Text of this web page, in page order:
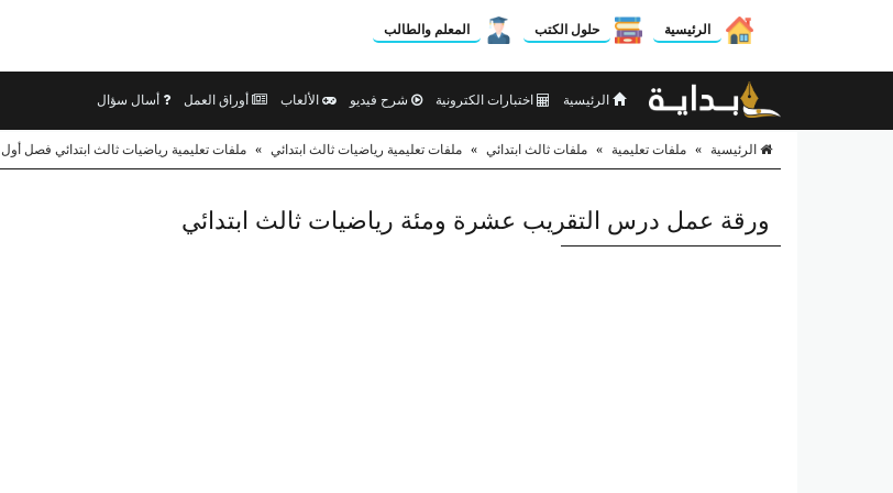
الرئيسية حلول الكتب المعلم والطالب
الرئيسية اختبارات الكترونية شرح فيديو الألعاب أوراق العمل أسال سؤال
الرئيسية » ملفات تعليمية » ملفات ثالث ابتدائي » ملفات تعليمية رياضيات ثالث ابتدائي » ملفات تعليمية رياضيات ثالث ابتدائي فصل أول
ورقة عمل درس التقريب عشرة ومئة رياضيات ثالث ابتدائي